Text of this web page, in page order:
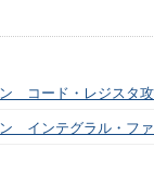
コード・レジスタ
インテグラル・フ